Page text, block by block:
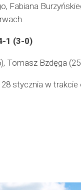
Fabiana
1 (3-0)
Tomasz Bzdęga
stycznia w